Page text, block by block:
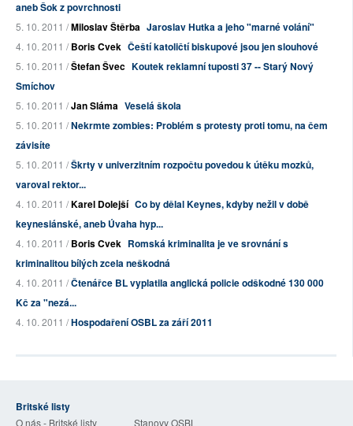
aneb Šok z povrchnosti
5. 10. 2011 /Miloslav Štěrba Jaroslav Hutka a jeho "marné volání"
4. 10. 2011 /Boris Cvek Čeští katoličtí biskupové jsou jen slouhové
5. 10. 2011 /Štefan Švec Koutek reklamní tuposti 37 -- Starý Nový
Smíchov
5. 10. 2011 /Jan Sláma Veselá škola
5. 10. 2011 /Nekrmte zombies: Problém s protesty proti tomu, na čem
závisíte
5. 10. 2011 /Škrty v univerzitním rozpočtu povedou k útěku mozků,
varoval rektor...
4. 10. 2011 /Karel Dolejší Co by dělal Keynes, kdyby nežil v době
keynesiánské, aneb Úvaha hyp...
4. 10. 2011 /Boris Cvek Romská kriminalita je ve srovnání s
kriminalitou bílých zcela neškodná
4. 10. 2011 /Čtenářce BL vyplatila anglická policie odškodné 130 000
Kč za "nezá...
4. 10. 2011 /Hospodaření OSBL za září 2011
Britské listy
O nás - Britské listy Stanovy OSBL